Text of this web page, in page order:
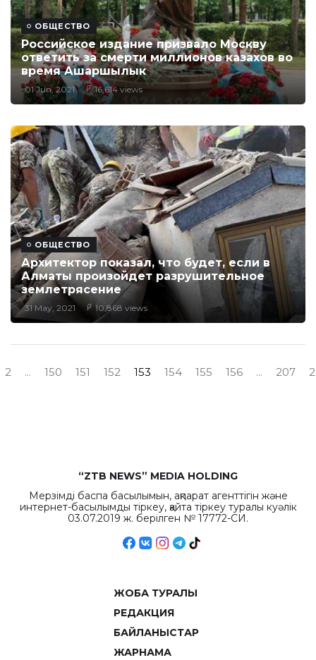
ОБЩЕСТВО
Российское издание призвало Москву
ответить за смерти миллионов казахов во
время Ашаршылык
01 Jun, 2021 16,614 views
ОБЩЕСТВО
Архитектор показал, что будет, если в
Алматы произойдет разрушительное
землетрясение
31 May, 2021 10,868 views
2 ... 150 151 152 153 154 155 156 ... 207
“ZTB NEWS” MEDIA HOLDING
Мерзімді баспа басылымын, ақпарат агенттігін және
интернет-басылымды тіркеу, қайта тіркеу туралы куәлік
03.07.2019 ж. берілген № 17772-СИ.
ЖОБА ТУРАЛЫ
РЕДАКЦИЯ
БАЙЛАНЫСТАР
ЖАРНАМА